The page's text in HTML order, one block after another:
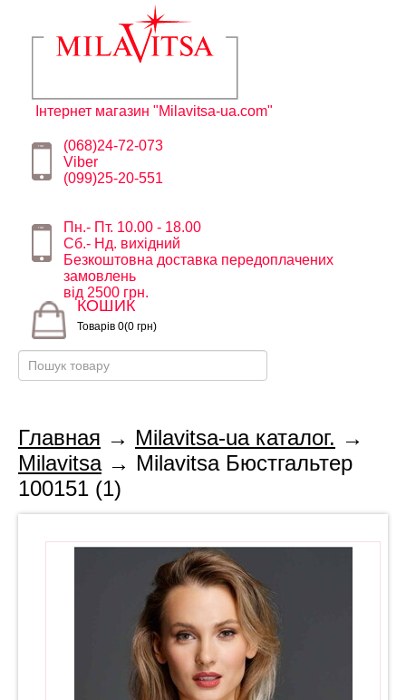
Інтернет магазин "Milavitsa-ua.com"
(068)24-72-073
Viber
(099)25-20-551
Пн.- Пт. 10.00 - 18.00
Сб.- Нд. вихідний
Безкоштовна доставка передоплачених
замовлень
від 2500 грн.
КОШИК
Товарів 0(0 грн)
Главная → Milavitsa-ua каталог. →
Milavitsa→ Milavitsa Бюстгальтер
100151 (1)